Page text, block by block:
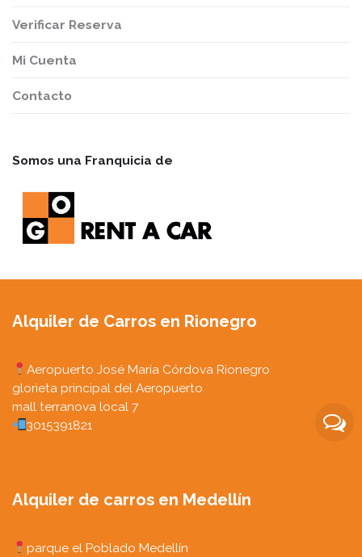
Verificar Reserva
Mi Cuenta
Contacto
Somos una Franquicia de
Alquiler de Carros en Rionegro
Aeropuerto José María Córdova Rionegro
glorieta principal del Aeropuerto
mall terranova local 7
3015391821
Alquiler de carros en Medellín
parque el Poblado Medellín